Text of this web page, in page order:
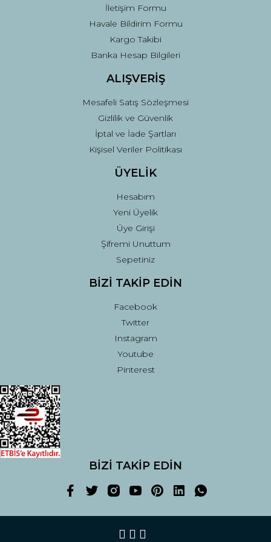
Gönder
İletişim Formu
Havale Bildirim Formu
Kargo Takibi
Banka Hesap Bilgileri
ALIŞVERİŞ
Mesafeli Satış Sözleşmesi
Gizlilik ve Güvenlik
İptal ve İade Şartları
Kişisel Veriler Politikası
ÜYELİK
Hesabım
Yeni Üyelik
Üye Girişi
Şifremi Unuttum
Sepetiniz
BİZİ TAKİP EDİN
Facebook
Twitter
Instagram
Youtube
Pinterest
BİZİ TAKİP EDİN